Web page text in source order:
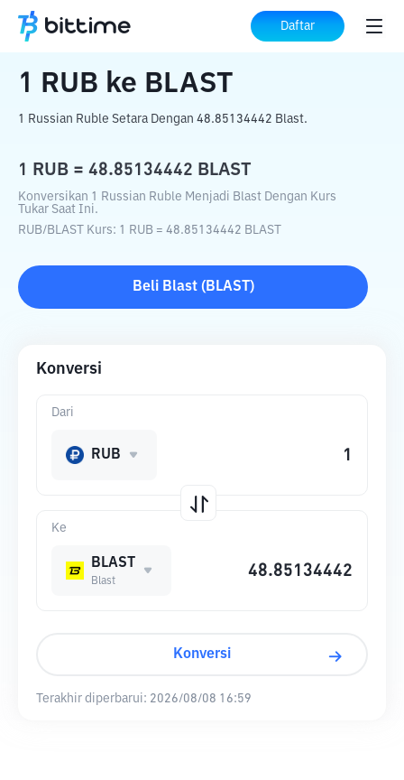
Daftar
Beranda Konverter Kripto ke BLAST
1 RUB ke BLAST
1 Russian Ruble Setara Dengan 48.85134442 Blast.
1 RUB = 48.85134442 BLAST
Konversikan 1 Russian Ruble Menjadi Blast Dengan Kurs
Tukar Saat Ini.
RUB/BLAST Kurs: 1 RUB = 48.85134442 BLAST
Beli Blast( BLAST )
Konversi
Ke
BLAST
Blast
Dari
RUB
Konversi
Terakhir diperbarui: 2026/08/08 16:59